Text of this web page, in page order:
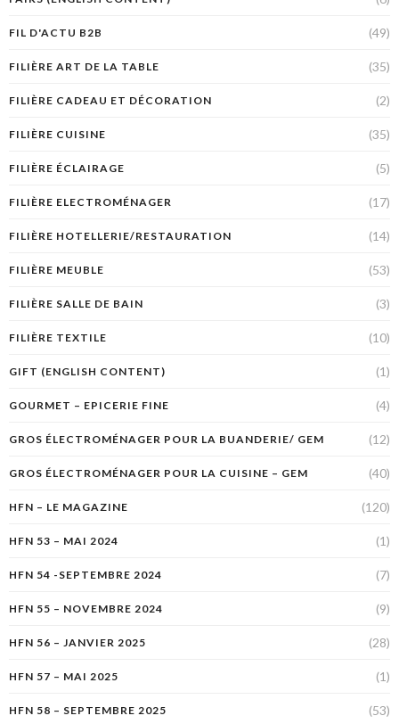
FIL D'ACTU B2B (49)
FILIÈRE ART DE LA TABLE (35)
FILIÈRE CADEAU ET DÉCORATION (2)
FILIÈRE CUISINE (35)
FILIÈRE ÉCLAIRAGE (5)
FILIÈRE ELECTROMÉNAGER (17)
FILIÈRE HOTELLERIE/RESTAURATION (14)
FILIÈRE MEUBLE (53)
FILIÈRE SALLE DE BAIN (3)
FILIÈRE TEXTILE (10)
GIFT (ENGLISH CONTENT) (1)
GOURMET – EPICERIE FINE (4)
GROS ÉLECTROMÉNAGER POUR LA BUANDERIE/ GEM (12)
GROS ÉLECTROMÉNAGER POUR LA CUISINE – GEM (40)
HFN – LE MAGAZINE (120)
HFN 53 – MAI 2024 (1)
HFN 54 -SEPTEMBRE 2024 (7)
HFN 55 – NOVEMBRE 2024 (9)
HFN 56 – JANVIER 2025 (28)
HFN 57 – MAI 2025 (1)
HFN 58 – SEPTEMBRE 2025 (53)